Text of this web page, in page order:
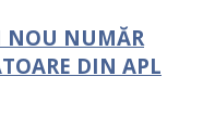
NOU NUMĂR
DIN APL